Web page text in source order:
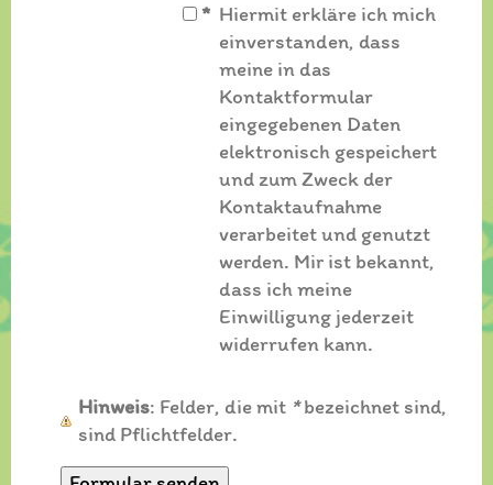
* Hiermit erkläre ich mich
einverstanden, dass
meine in das
Kontaktformular
eingegebenen Daten
elektronisch gespeichert
und zum Zweck der
Kontaktaufnahme
verarbeitet und genutzt
werden. Mir ist bekannt,
dass ich meine
Einwilligung jederzeit
widerrufen kann.
Hinweis : Felder, die mit *bezeichnet sind,
sind Pflichtfelder.